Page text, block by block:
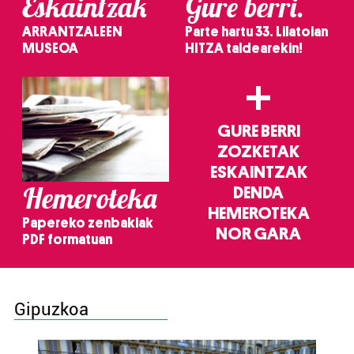
ARRANTZALEEN
MUSEOA
Parte hartu 33. Lilatoian
HITZA taldearekin!
Hemeroteka
Papereko zenbakiak
PDF formatuan
+
GURE BERRI
ZOZKETAK
ESKAINTZAK
DENDA
HEMEROTEKA
NOR GARA
Gipuzkoa